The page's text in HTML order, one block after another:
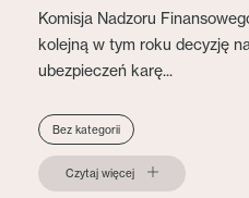
Komisja Nadzoru
kolejną w tym roku decyzję
ubezpieczeń karę...
Bez kategorii
Czytaj więcej